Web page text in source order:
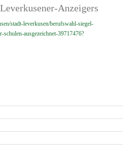
Anzeigers
stadt-leverkusen/berufswahl-siegel-
schulen-ausgezeichnet-39717476?